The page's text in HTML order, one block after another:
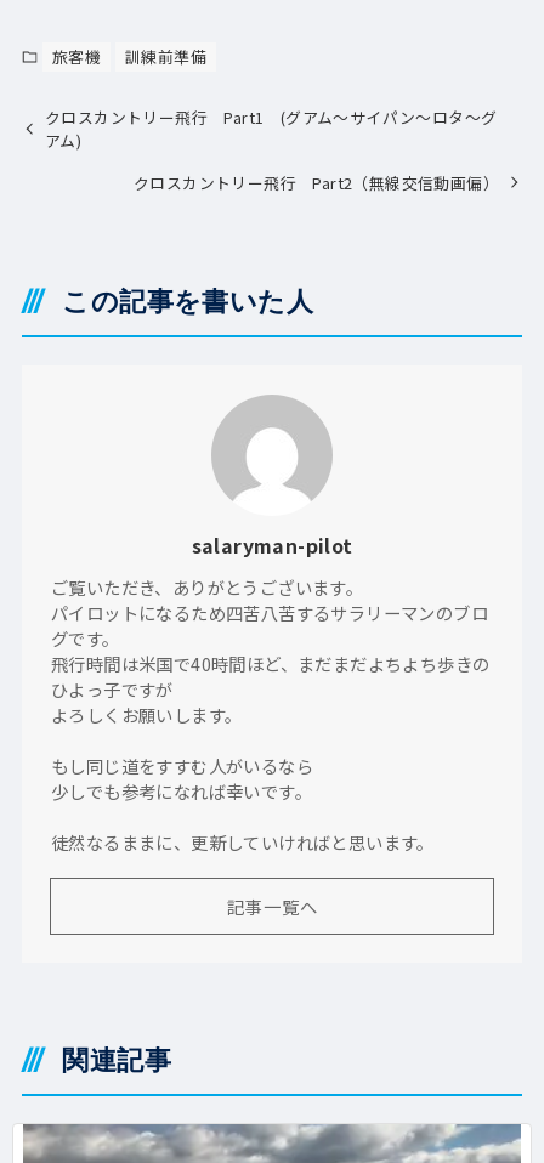
旅客機 訓練前準備
クロスカントリー飛行 Part1 (グアム～サイパン～ロタ～グ
アム)
クロスカントリー飛行 Part2（無線交信動画偏）
この記事を書いた人
salaryman-pilot
ご覧いただき、ありがとうございます。
パイロットになるため四苦八苦するサラリーマンのブロ
グです。
飛行時間は米国で40時間ほど、まだまだよちよち歩きの
ひよっ子ですが
よろしくお願いします。
もし同じ道をすすむ人がいるなら
少しでも参考になれば幸いです。
徒然なるままに、更新していければと思います。
記事一覧へ
関連記事